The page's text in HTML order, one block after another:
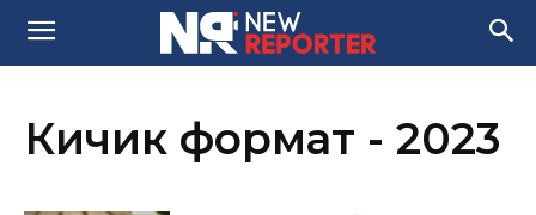
Кичик формат - 2023